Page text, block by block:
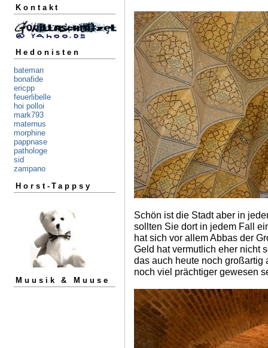
Kontakt
Hedonisten
bateman
bonafide
ericpp
feuerlibelle
hoi polloi
mark793
maternus
morphine
pappnase
pathologe
sid
zampano
Horst-Tappsy
Muusik & Muuse
Schön ist die Stadt aber in
sollten Sie dort in jedem Fall
hat sich vor allem Abbas der
Geld hat vermutlich eher nicht
das auch heute noch großartig
noch viel prächtiger gewesen